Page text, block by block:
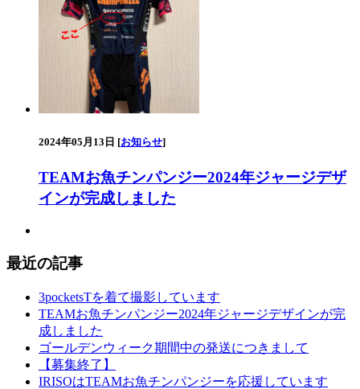
2024年05月13日 [お知らせ]
TEAMお魚チンパンジー2024年ジャージデザ
インが完成しました
最近の記事
3pocketsTを着て撮影しています
TEAMお魚チンパンジー2024年ジャージデザインが完
成しました
ゴールデンウィーク期間中の発送につきまして
【募集終了】
IRISOはTEAMお魚チンパンジーを応援しています